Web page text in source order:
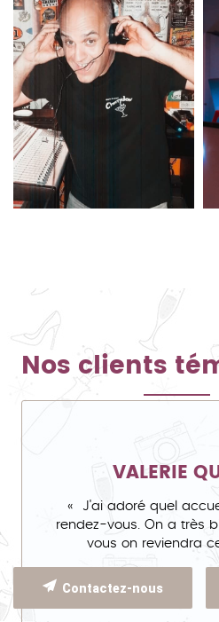
Nos clients
VALERIE
J'ai adoré quel
rendez-vous. On a très
vous on reviendra
Contactez-nous